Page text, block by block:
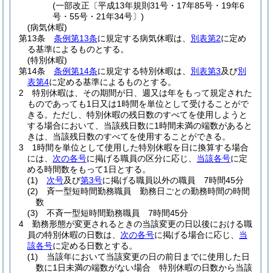
(一部改正〔平成13年規則31号・17年85号・19年6
号・55号・21年34号〕)
(病気休暇)
第13条
条例第13条に規定する病気休暇は、 別表第2に定め
る基準によるものとする。
(特別休暇)
第14条
条例第14条に規定する特別休暇は、 別表第3及び別
表第4に定める基準によるものとする。
2
特別休暇は、その期間が日、週又は年をもって規定された
ものであっても1日又は1時間を単位として受けることがで
きる。 ただし、特別休暇の残日数のすべてを使用しようと
する場合において、当該残日数に1時間未満の端数があると
きは、当該残日数のすべてを使用することができる。
3
1時間を単位として使用した特別休暇を日に換算する場合
には、 次の各号に掲げる職員の区分に応じ、 当該各号に定
める時間数をもって1日とする。
(1)
次号及び第3号に掲げる職員以外の職員 7時間45分
(2)
斉一型短時間勤務職員 勤務日ごとの勤務時間の時間
数
(3)
不斉一型短時間勤務職員 7時間45分
4
勤務形態が変更されるときの当該変更の日以後における職
員の特別休暇の日数は、 次の各号に掲げる場合に応じ、 当
該各号に定める日数とする。
(1)
当該年において当該変更の日の前日までに使用した日
数に1日未満の端数がない場合 特別休暇の日数から当該